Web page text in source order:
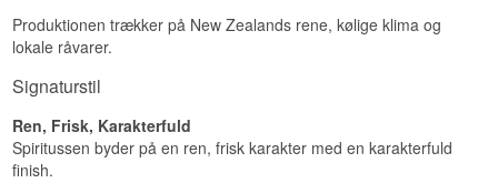
Smagsprofil
Scapegrace Gin hed oprindeligt Rogue Society,
men blev tvunget til at skifte navn, da mærket
ramte det europæiske marked i 2017 og stødte
Produktionen trækker på New Zealands rene, kølige klima og
lokale råvarer.
Signaturstil
Ren, Frisk, Karakterfuld
Spiritussen byder på en ren, frisk karakter med en karakterfuld
finish.